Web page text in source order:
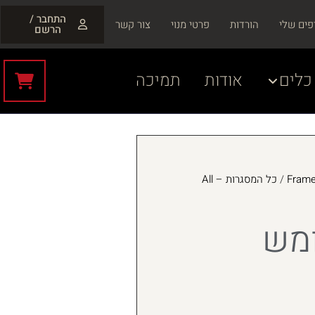
שלי הורדות פרטי מנוי צור קשר התחבר /
הרשם
אודות תמיכה
/
כל המסגרות – All